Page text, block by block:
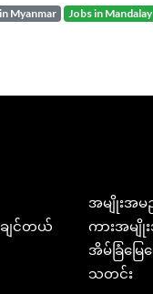
in Myanmar jobs in Mandalay
အမျိုးအ
ျင်တယ်
ကားအမျို
အိမ်ခြံမြေ
သတင်း